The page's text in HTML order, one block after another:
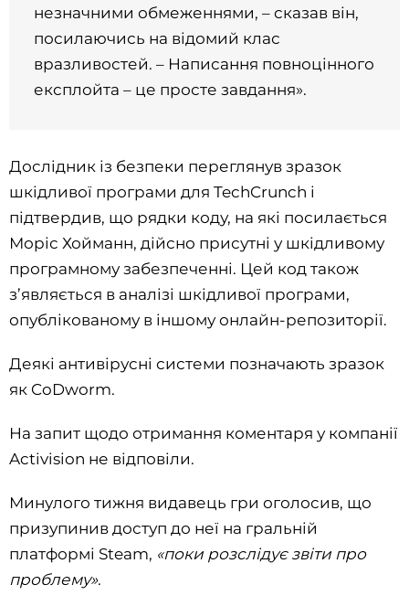
незначними обмеженнями, – сказав він,
посилаючись на відомий клас
вразливостей. – Написання повноцінного
експлойта – це просте завдання».
Дослідник із безпеки переглянув зразок
шкідливої програми для TechCrunch і
підтвердив, що рядки коду, на які посилається
Моріс Хойманн, дійсно присутні у шкідливому
програмному забезпеченні. Цей код також
з’являється в аналізі шкідливої програми,
опублікованому в іншому онлайн-репозиторії.
Деякі антивірусні системи позначають зразок
як CoDworm.
На запит щодо отримання коментаря у компанії
Activision не відповіли.
Минулого тижня видавець гри оголосив, що
призупинив доступ до неї на гральній
платформі Steam, «поки розслідує звіти про
проблему».